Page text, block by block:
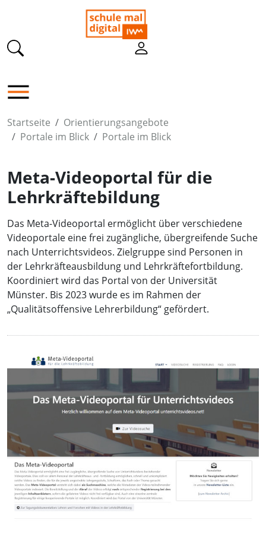
Startseite
Orientierungsangebote
Portale im Blick
Portale im Blick
Meta-Videoportal für die
Lehrkräftebildung
Das Meta-Videoportal ermöglicht über verschiedene
Videoportale eine frei zugängliche, übergreifende Suche
nach Unterrichtsvideos. Zielgruppe sind Personen in
der Lehrkräfteausbildung und Lehrkräftefortbildung.
Koordiniert wird das Portal von der Universität
Münster. Bis 2023 wurde es im Rahmen der
„Qualitätsoffensive Lehrerbildung“ gefördert.